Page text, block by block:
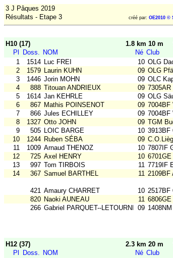
3 J Pâques 2019
Résultats - Etape 3
créé par: OE2010 ©
H10 (17) 1.8 km 10 m
Pl
Doss. NOM Né Club
1
1514 Luc FREI 10 OLG
2
1579 Laurin KUHN 09 OLG
3
1446 Jorin MOHN 09 OLC
4
888 Titouan ANDRIEUX 09 7305AR
5
1614 Jan KEHRLE 09 OLG
6
867 Mathis POINSENOT 09 7004BF
7
866 Jules ECHILLEY 09 7004BF
8
1327 Otto JOHN 09 TGM
9
505 LOIC BARGE 10 3913BF
10
1244 Ruben SÉBA 09
11
1009 Arnaud THENOZ 10 7807IF
12
725 Axel HENRY 10
13
997 Tom TIRBOIS 11 7719IF
14
367 Samuel BARTHEL 11 2109BF
421 Amaury CHARRET 10 2517BF
820 Naoki AUNEAU 11
266 Gabriel PARQUET--LETOURNEUR
09
H12 (37) 2.3 km 20 m
Pl
Doss. NOM Né Club